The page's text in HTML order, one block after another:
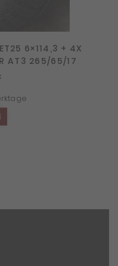
6×114,3 + 4X
AT3 265/65/17